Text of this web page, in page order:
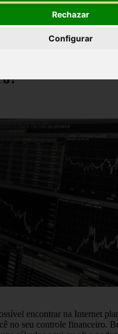
Rechazar
Configurar
>Sabe Escolher Um
Um
encontrar na Internet
no seu controle financeiro.